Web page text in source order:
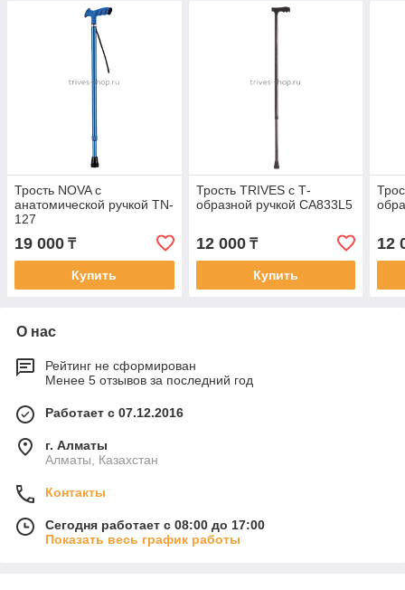
Трость NOVA с
анатомической ручкой TN-
127
19 000 ₸
Купить
Трость TRIVES с Т-
образной ручкой CA833L5
12 000₸
Купить
12
О нас
Рейтинг не сформирован
Менее 5 отзывов за последний год
Работает с 07.12.2016
г. Алматы
Алматы, Казахстан
Контакты
Сегодня работает с 08:00 до 17:00
Показать весь график работы